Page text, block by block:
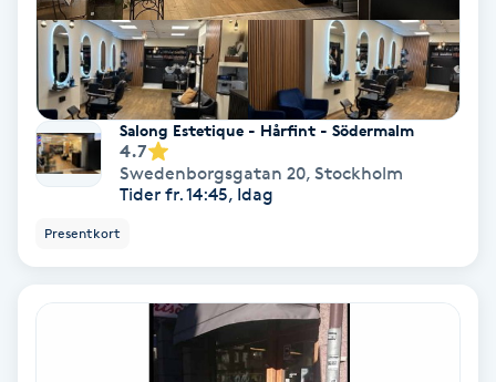
Sjukgymnastik
Skalpmassage
Skinbooster
Salong Estetique - Hårfint - Södermalm
4.7
Swedenborgsgatan 20, Stockholm
Tider fr. 14:45, Idag
Presentkort